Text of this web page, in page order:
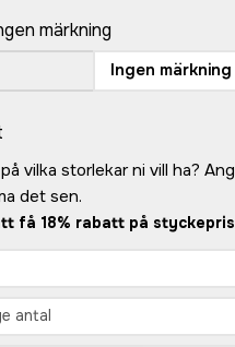
märkning
Ingen märkning
vilka storlekar ni vill ha?
det sen.
få 18% rabatt på